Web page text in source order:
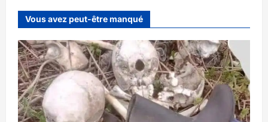
Vous avez peut-être manqué